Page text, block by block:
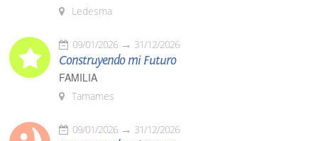
Ledesma
09/01/2026 31/12/2026
Construyendo mi Futuro
FAMILIA
Tamames
09/01/2026 31/12/2026